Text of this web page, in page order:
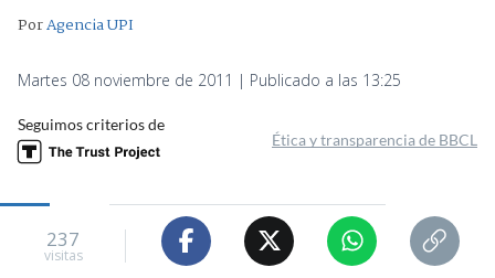
PorAgencia UPI
Martes 08 noviembre de 2011 | Publicado a las 13:25
Seguimos criterios de
Ética y transparencia de BBCL
237
visitas